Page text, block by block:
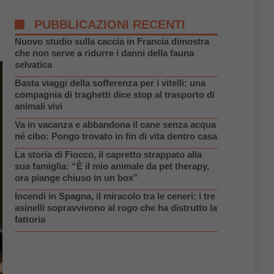
PUBBLICAZIONI RECENTI
Nuovo studio sulla caccia in Francia dimostra
che non serve a ridurre i danni della fauna
selvatica
Basta viaggi della sofferenza per i vitelli: una
compagnia di traghetti dice stop al trasporto di
animali vivi
Va in vacanza e abbandona il cane senza acqua
né cibo: Pongo trovato in fin di vita dentro casa
La storia di Fiocco, il capretto strappato alla
sua famiglia: “È il mio animale da pet therapy,
ora piange chiuso in un box”
Incendi in Spagna, il miracolo tra le ceneri: i tre
asinelli sopravvivono al rogo che ha distrutto la
fattoria